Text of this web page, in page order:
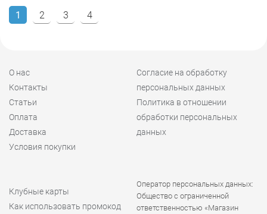
1 2 3 4
О нас
Контакты
Статьи
Оплата
Доставка
Условия покупки
Согласие на обработку
персональных данных
Политика в отношении
обработки персональных
данных
Клубные карты
Как использовать промокод
Оператор персональных данных:
Общество с ограниченной
ответственностью «Магазин